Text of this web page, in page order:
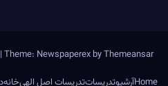
| Theme: Newspaperex byThemeansar
Homeآرشیوتدریساتتدریسات اصل الهیخانه